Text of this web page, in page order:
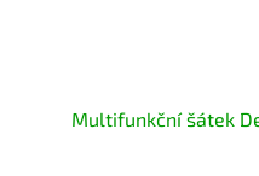
Multifunkční šátek